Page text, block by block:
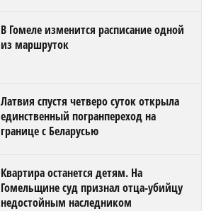
В Гомеле изменится расписание одной
из маршруток
Латвия спустя четверо суток открыла
единственный погранпереход на
границе с Беларусью
Квартира останется детям. На
Гомельщине суд признал отца-убийцу
недостойным наследником